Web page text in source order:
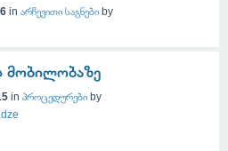
in არჩევითი საგნები by
მობილობაზე
in პროცედურები by